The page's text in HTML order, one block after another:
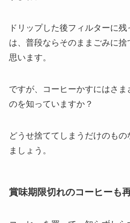
ドリップした後フィルターに
は、普段ならそのままごみに捨
思います。
ですが、コーヒーかすにはさ
のを知っていますか？
どうせ捨ててしまうだけのも
ましょう。
賞味期限切れのコーヒーも